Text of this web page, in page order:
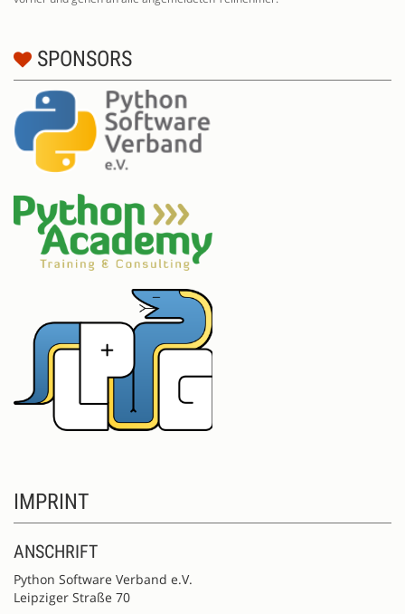
SPONSORS
IMPRINT
ANSCHRIFT
Python Software Verband e.V.
Leipziger Straße 70